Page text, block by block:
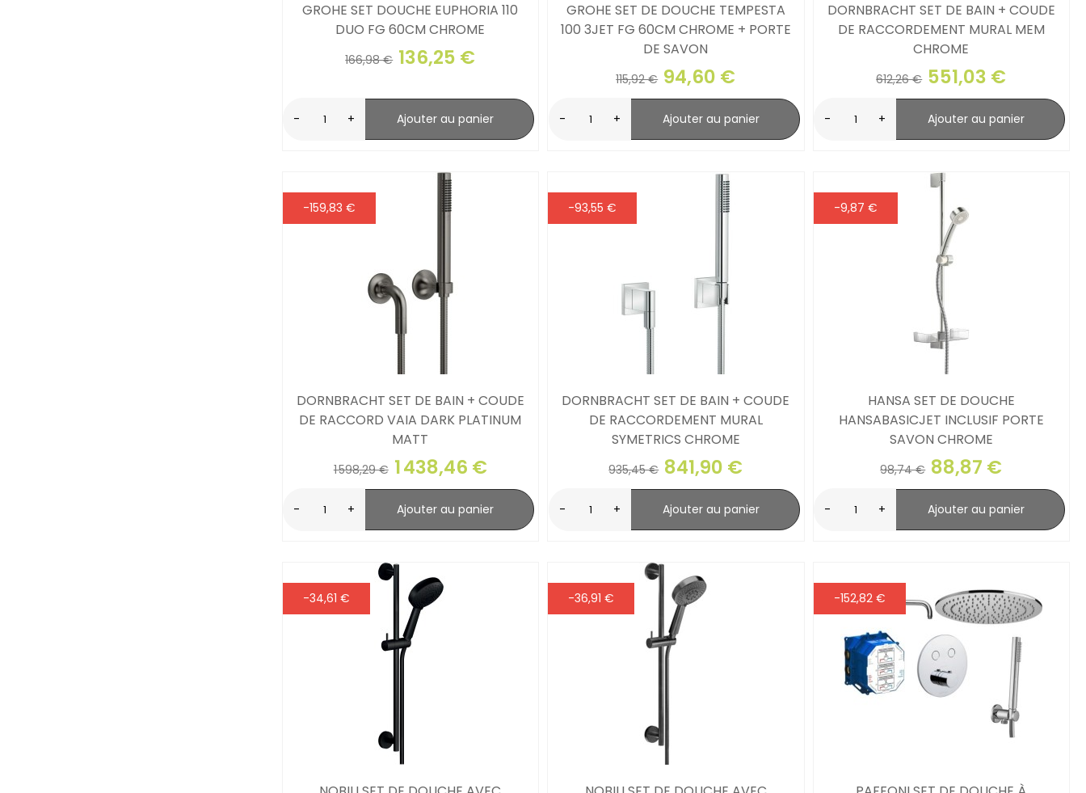
GROHE SET DOUCHE EUPHORIA 110
DUO FG 60CM CHROME
166,98 € 136,25 €
- + Ajouter au panier
GROHE SET DE DOUCHE TEMPESTA
100 3JET FG 60CM CHROME + PORTE
DE SAVON
115,92 € 94,60 €
- + Ajouter au panier
DORNBRACHT SET DE BAIN + COUDE
DE RACCORDEMENT MURAL MEM
CHROME
612,26 € 551,03 €
- + Ajouter au panier
DORNBRACHT SET DE BAIN + COUDE
DE RACCORD VAIA DARK PLATINUM
MATT
1 598,29 € 1 438,46 €
- + Ajouter au panier
-159,83 €
DORNBRACHT SET DE BAIN + COUDE
DE RACCORDEMENT MURAL
SYMETRICS CHROME
935,45 € 841,90 €
- + Ajouter au panier
-93,55 €
HANSA SET DE DOUCHE
HANSABASICJET INCLUSIF PORTE
SAVON CHROME
98,74 € 88,87 €
- + Ajouter au panier
-9,87 €
-34,61 € -36,91 € -152,82 €